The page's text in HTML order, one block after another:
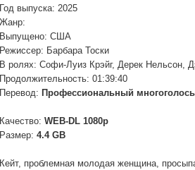
Год выпуска: 2025
Жанр:
Выпущено: США
Режиссер: Барбара Тоски
В ролях: Софи-Луиз Крэйг, Дерек Нельсон,
Продолжительность: 01:39:40
Перевод: Профессиональный
Качество: WEB-DL 1080p
Размер: 4.4 GB
Кейт, проблемная молодая женщина,